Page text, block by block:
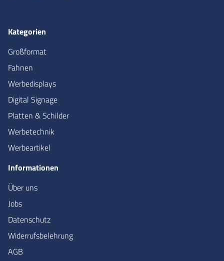
Kategorien
Großformat
Fahnen
Werbedisplays
Digital Signage
Platten & Schilder
Werbetechnik
Werbeartikel
Informationen
Über uns
Jobs
Datenschutz
Widerrufsbelehrung
AGB